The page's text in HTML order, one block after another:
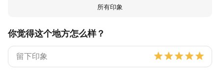
所有印象
你觉得这个地方怎么样？